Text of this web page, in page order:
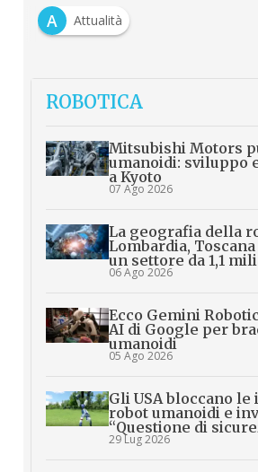
A
Attualità
ROBOTICA
Mitsubishi Motors
umanoidi: sviluppo
a Kyoto
07 Ago 2026
La geografia della
Lombardia,
un settore da 1,1
06 Ago 2026
Ecco Gemini
AI di Google per
umanoidi
05 Ago 2026
Gli USA bloccano
robot umanoidi e
“Questione di
29 Lug 2026